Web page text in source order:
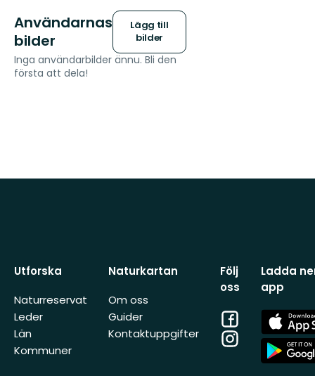
Användarnas
bilder
Lägg till
bilder
Inga användarbilder ännu. Bli den
första att dela!
Utforska
Naturreservat
Leder
Län
Kommuner
Naturkartan
Om oss
Guider
Kontaktuppgifter
Följ
oss
Facebook
Instagram
Ladda
app
App
Store
App
Store